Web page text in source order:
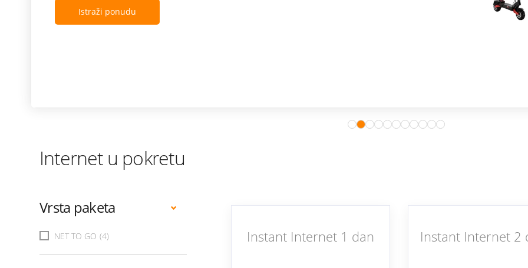
Istraži ponudu
Internet u pokretu
Vrsta paketa
NET TO GO (4) Instant Internet 1 dan Instant Internet 2